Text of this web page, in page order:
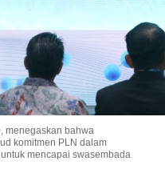
menegaskan bahwa
komitmen PLN dalam
mencapai swasembada